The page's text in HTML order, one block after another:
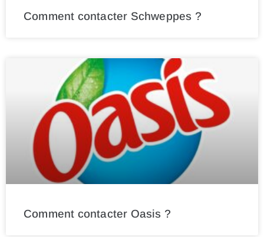
Comment contacter Schweppes ?
Comment contacter Oasis ?